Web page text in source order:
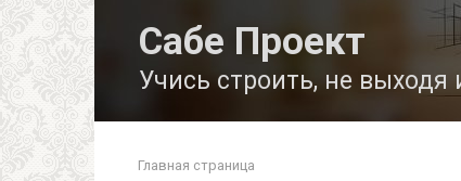
Сабе Проект
Учись строить, не выходя
Главная страница